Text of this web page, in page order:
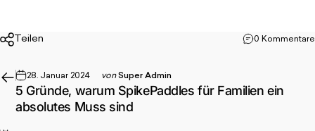
Teilen 0 Kommentare
28. Januar 2024 vonSuper Admin
5 Gründe, warum SpikePaddles für Familien ein
absolutes Muss sind